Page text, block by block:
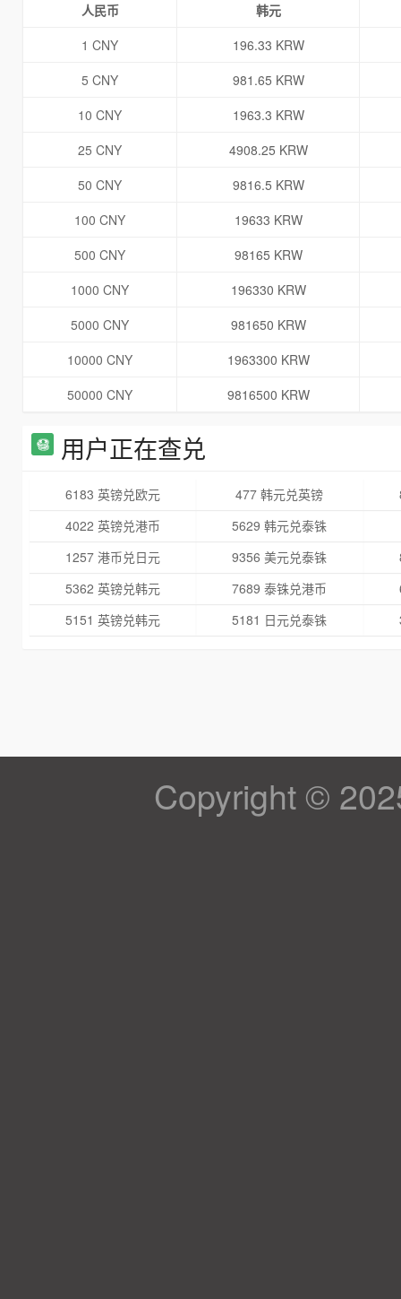
人民币
韩元
1 CNY
196.33 KRW
5 CNY
981.65 KRW
10 CNY
1963.3 KRW
25 CNY
4908.25 KRW
50 CNY
9816.5 KRW
100 CNY
19633 KRW
500 CNY
98165 KRW
1000 CNY
196330 KRW
5000 CNY
981650 KRW
10000 CNY
1963300 KRW
50000 CNY
9816500 KRW
用户正在查兑
6183 英镑兑欧元 477 韩元兑英镑
4022 英镑兑港币
5629 韩元兑泰铢
1257 港币兑日元
9356 美元兑泰铢
5362 英镑兑韩元
7689 泰铢兑港币
5151 英镑兑韩元
5181 日元兑泰铢
Copyright ©